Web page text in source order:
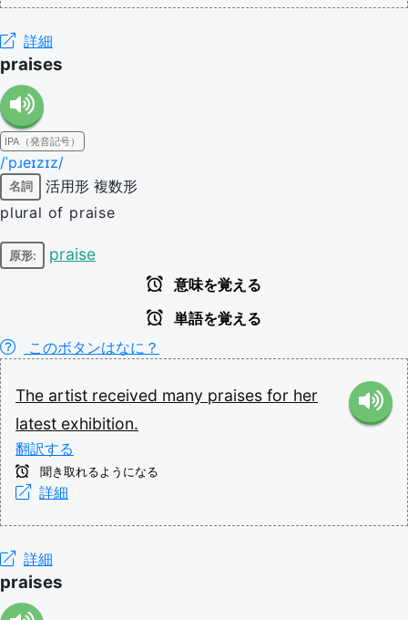
詳細
praises
IPA（発音記号）
/ˈpɹeɪzɪz/
名詞 活用形 複数形
plural of praise
原形: praise
意味を覚える
単語を覚える
このボタンはなに？
The artist received many praises for her
latest exhibition.
翻訳する
聞き取れるようになる
詳細
詳細
praises